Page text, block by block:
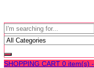
SHOPPING CART 0 item(s) -